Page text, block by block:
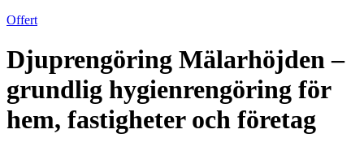
Offert
Djuprengöring Mälarhöjden –
grundlig hygienrengöring för
hem, fastigheter och företag